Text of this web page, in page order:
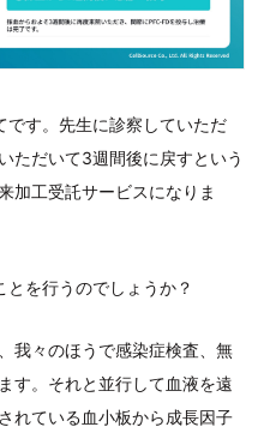
です。先生に診察していただ
ただいて3週間後に戻すという
加工受託サービスになりま
とを行うのでしょうか？
我々のほうで感染症検査、無
す。それと並行して血液を遠
れている血小板から成長因子